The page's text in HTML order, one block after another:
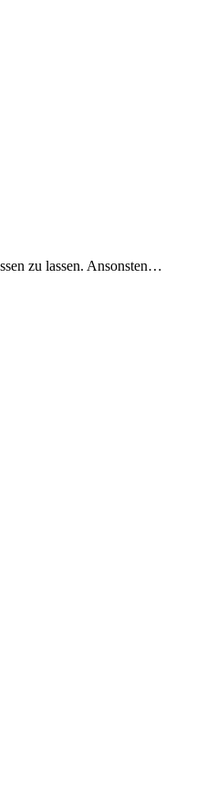
zu lassen. Ansonsten…